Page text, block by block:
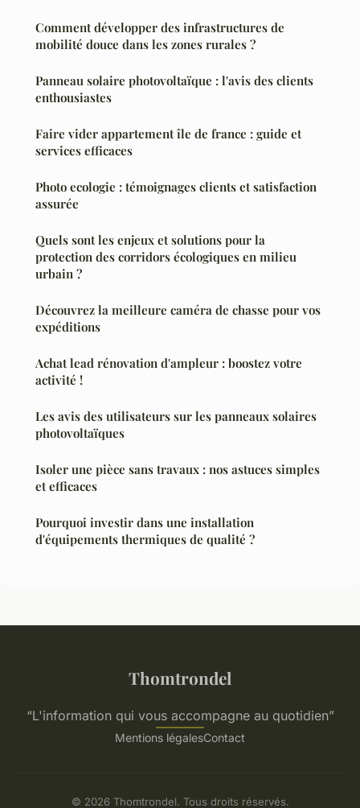
Comment développer des infrastructures de
mobilité douce dans les zones rurales ?
Panneau solaire photovoltaïque : l'avis des clients
enthousiastes
Faire vider appartement île de france : guide et
services efficaces
Photo ecologie : témoignages clients et satisfaction
assurée
Quels sont les enjeux et solutions pour la
protection des corridors écologiques en milieu
urbain ?
Découvrez la meilleure caméra de chasse pour vos
expéditions
Achat lead rénovation d'ampleur : boostez votre
activité !
Les avis des utilisateurs sur les panneaux solaires
photovoltaïques
Isoler une pièce sans travaux : nos astuces simples
et efficaces
Pourquoi investir dans une installation
d'équipements thermiques de qualité ?
Thomtrondel
“L'information qui vous accompagne au quotidien”
Mentions légalesContact
© 2026 Thomtrondel. Tous droits réservés.